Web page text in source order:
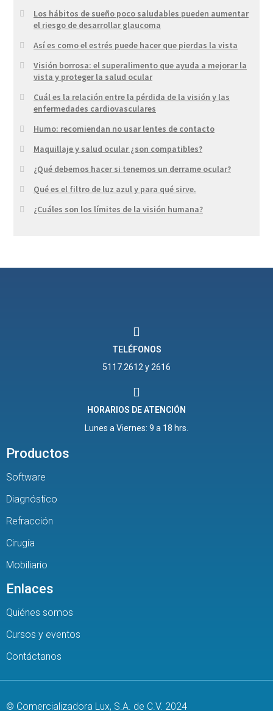
Los hábitos de sueño poco saludables pueden aumentar
el riesgo de desarrollar glaucoma
Así es como el estrés puede hacer que pierdas la vista
Visión borrosa: el superalimento que ayuda a mejorar la
vista y proteger la salud ocular
Cuál es la relación entre la pérdida de la visión y las
enfermedades cardiovasculares
Humo: recomiendan no usar lentes de contacto
Maquillaje y salud ocular ¿son compatibles?
¿Qué debemos hacer si tenemos un derrame ocular?
Qué es el filtro de luz azul y para qué sirve.
¿Cuáles son los límites de la visión humana?
TELÉFONOS
5117.2612 y 2616
HORARIOS DE ATENCIÓN
Lunes a Viernes: 9 a 18 hrs.
Productos
Software
Diagnóstico
Refracción
Cirugía
Mobiliario
Enlaces
Quiénes somos
Cursos y eventos
Contáctanos
© Comercializadora Lux, S.A. de C.V. 2024